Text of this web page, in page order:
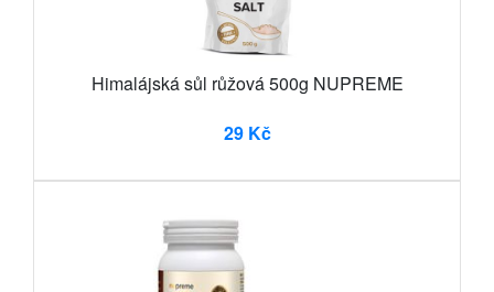
Himalájská sůl růžová 500g NUPREME
29 Kč